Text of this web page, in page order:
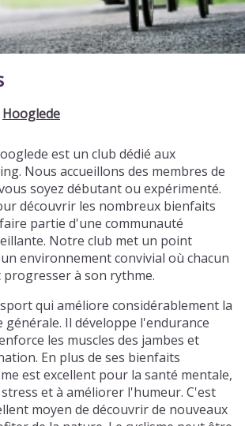
Hooglede
est un club dédié aux
Nous accueillons des membres de
soyez débutant ou expérimenté.
découvrir les nombreux bienfaits
partie d'une communauté
Notre club met un point
environnement convivial où chacun
à son rythme.
qui améliore considérablement la
Il développe l'endurance
les muscles des jambes et
En plus de ses bienfaits
est excellent pour la santé mentale,
et à améliorer l'humeur. C'est
moyen de découvrir de nouveaux